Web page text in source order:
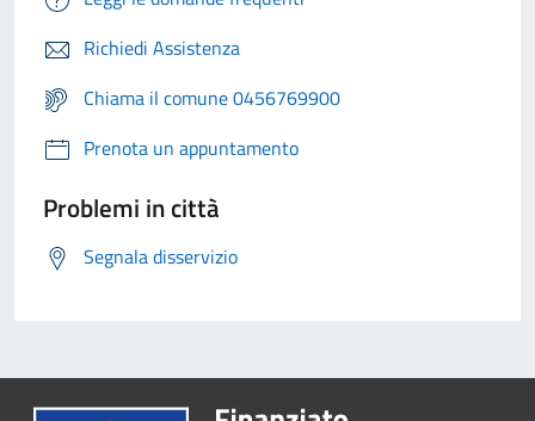
Richiedi Assistenza
Chiama il comune 0456769900
Prenota un appuntamento
Problemi in città
Segnala disservizio